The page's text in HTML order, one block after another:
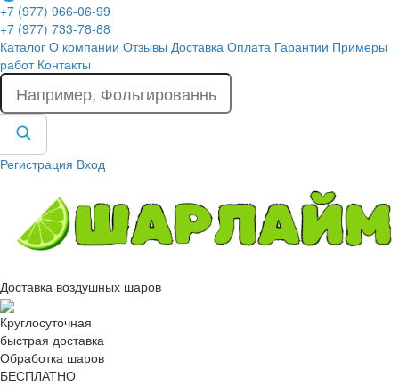
+7 (977) 966-06-99
+7 (977) 733-78-88
Каталог О компании Отзывы Доставка Оплата Гарантии Примеры
работ Контакты
Регистрация Вход
Доставка воздушных шаров
Круглосуточная
быстрая доставка
Обработка шаров
БЕСПЛАТНО